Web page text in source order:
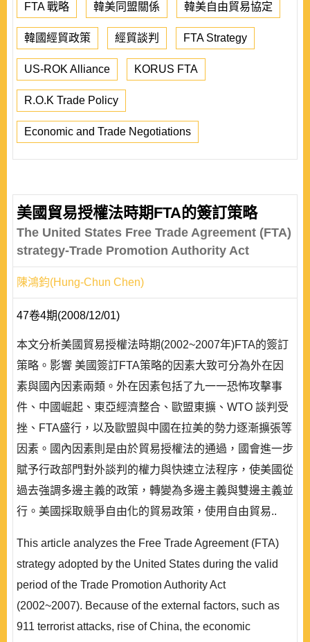
FTA 戰略 韓美同盟關係 韓美自由貿易協定
韓國經貿政策 經貿談判 FTA Strategy
US-ROK Alliance KORUS FTA
R.O.K Trade Policy
Economic and Trade Negotiations
美國貿易授權法時期FTA的簽訂策略
The United States Free Trade Agreement (FTA)
strategy-Trade Promotion Authority Act
陳鴻鈞(Hung-Chun Chen)
47卷4期(2008/12/01)
本文分析美國貿易授權法時期(2002~2007年)FTA的簽訂
策略。影響 美國簽訂FTA策略的因素大致可分為外在因
素與國內因素兩類。外在因素包括了九一一恐怖攻擊事
件、中國崛起、東亞經濟整合、歐盟東擴、WTO 談判受
挫、FTA盛行，以及歐盟與中國在拉美的勢力逐漸擴張等
因素。國內因素則是由於貿易授權法的通過，國會進一步
賦予行政部門對外談判的權力與快速立法程序，使美國從
過去強調多邊主義的政策，轉變為多邊主義與雙邊主義並
行。美國採取競爭自由化的貿易政策，使用自由貿易..
This article analyzes the Free Trade Agreement (FTA)
strategy adopted by the United States during the valid
period of the Trade Promotion Authority Act
(2002~2007). Because of the external factors, such as
911 terrorist attacks, rise of China, the economic